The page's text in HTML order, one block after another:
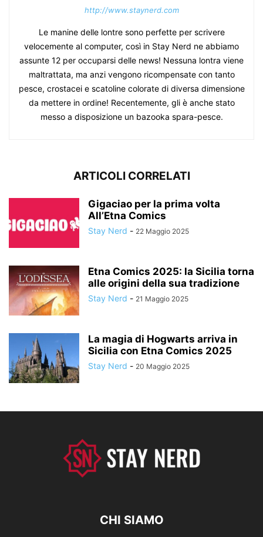
http://www.staynerd.com
Le manine delle lontre sono perfette per scrivere
velocemente al computer, così in Stay Nerd ne abbiamo
assunte 12 per occuparsi delle news! Nessuna lontra viene
maltrattata, ma anzi vengono ricompensate con tanto
pesce, crostacei e scatoline colorate di diversa dimensione
da mettere in ordine! Recentemente, gli è anche stato
messo a disposizione un bazooka spara-pesce.
ARTICOLI CORRELATI
Gigaciao per la prima volta
All’Etna Comics
Stay Nerd - 22 Maggio 2025
Etna Comics 2025: la Sicilia torna
alle origini della sua tradizione
Stay Nerd - 21 Maggio 2025
La magia di Hogwarts arriva in
Sicilia con Etna Comics 2025
Stay Nerd - 20 Maggio 2025
CHI SIAMO